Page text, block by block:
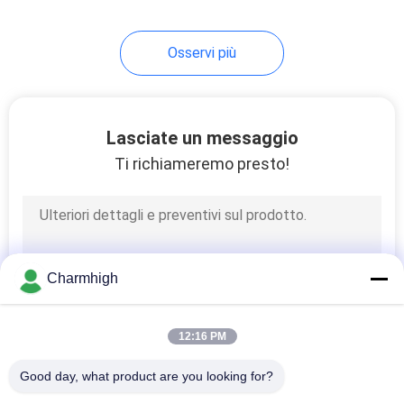
Osservi più
Lasciate un messaggio
Ti richiameremo presto!
Charmhigh
12:16 PM
Good day, what product are you looking for?